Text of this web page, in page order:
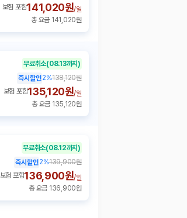
보험 포함141,020원/일
총 요금 141,020원
무료취소(08.13까지)
즉시할인2%138,120원
보험 포함135,120원/일
총 요금 135,120원
무료취소(08.12까지)
즉시할인2%139,900원
보험 포함136,900원/일
총 요금 136,900원